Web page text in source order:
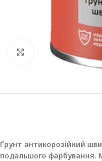
Клацніть, щоб
Ґрунт антикорозійний
подальшого фарбування.